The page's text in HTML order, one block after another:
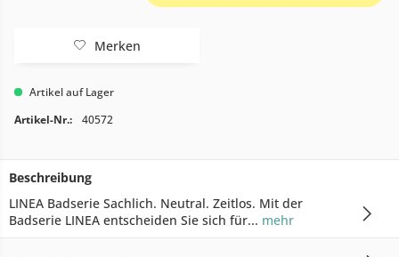
Merken
Artikel auf Lager
Artikel-Nr.:
40572
Beschreibung
LINEA Badserie Sachlich. Neutral. Zeitlos. Mit der
Badserie LINEA entscheiden Sie sich für... mehr